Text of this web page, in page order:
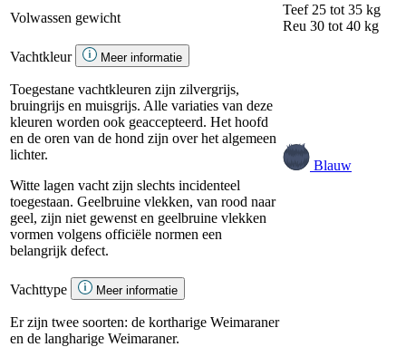
Volwassen gewicht
Teef 25 tot 35 kg
Reu 30 tot 40 kg
Vachtkleur
Meer informatie
Toegestane vachtkleuren zijn zilvergrijs,
bruingrijs en muisgrijs. Alle variaties van deze
kleuren worden ook geaccepteerd. Het hoofd
en de oren van de hond zijn over het algemeen
lichter.
Witte lagen vacht zijn slechts incidenteel
toegestaan. Geelbruine vlekken, van rood naar
geel, zijn niet gewenst en geelbruine vlekken
vormen volgens officiële normen een
belangrijk defect.
Blauw
Vachttype Meer informatie
Er zijn twee soorten: de kortharige Weimaraner
en de langharige Weimaraner.